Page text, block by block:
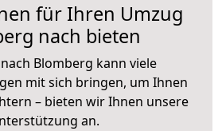
für Ihren Umzug
nach bieten
nach Blomberg kann viele
mit sich bringen, um Ihnen
– bieten wir Ihnen unsere
an.